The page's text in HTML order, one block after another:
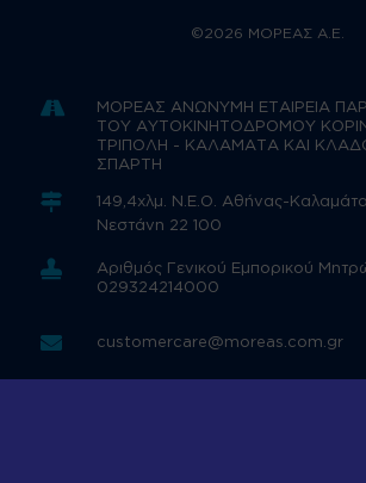
©2026 ΜΟΡΕΑΣ Α.Ε.

ΜΟΡΕΑΣ ΑΝΩΝΥΜΗ ΕΤΑΙΡΕΙΑ
ΤΟΥ ΑΥΤΟΚΙΝΗΤΟΔΡΟΜΟΥ
ΤΡΙΠΟΛΗ - ΚΑΛΑΜΑΤΑ ΚΑΙ
ΣΠΑΡΤΗ

149,4χλμ. Ν.Ε.Ο. Αθήνας-
Νεστάνη 22 100

Αριθμός Γενικού Εμπορικού
029324214000
 customercare@moreas.com.gr